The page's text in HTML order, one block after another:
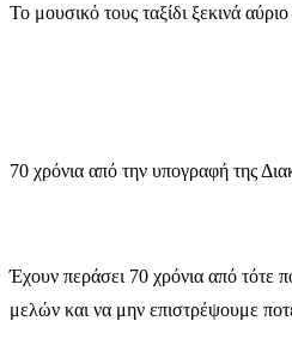
Το μουσικό τους ταξίδι ξεκινά αύριο
70 χρόνια από την υπογραφή της
Έχουν περάσει 70 χρόνια από τότε
μελών και να μην επιστρέψουμε